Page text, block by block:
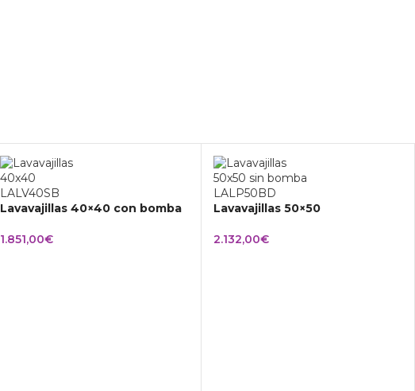
Lavavajillas 40×40 con bomba
1.851,00€
Lavavajillas 50×50
2.132,00€